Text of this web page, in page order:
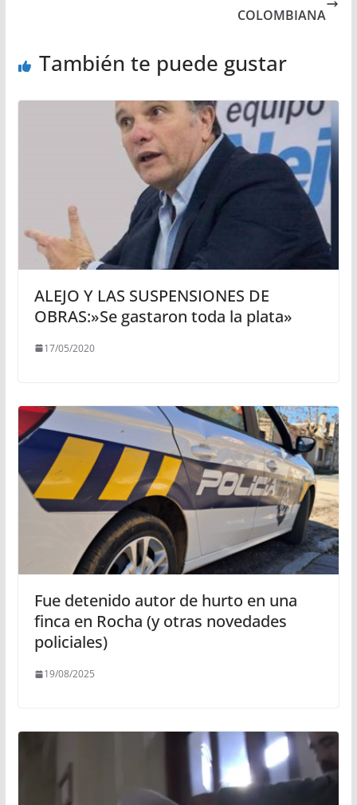
COLOMBIANA
También te puede gustar
ALEJO Y LAS SUSPENSIONES DE
OBRAS:»Se gastaron toda la plata»
17/05/2020
Fue detenido autor de hurto en una
finca en Rocha (y otras novedades
policiales)
19/08/2025